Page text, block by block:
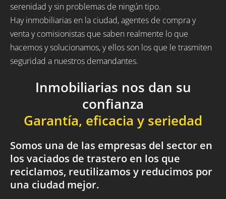
serenidad y sin problemas de ningún tipo.
Hay inmobiliarias en la ciudad, agentes de compra y
venta y comisionistas que saben realmente lo que
hacemos y solucionamos, y ellos son los que le trasmiten
seguridad a nuestros demandantes.
Inmobiliarias nos dan su
confianza
Garantía, eficacia y seriedad
Somos una de las empresas del sector en
los vaciados de trastero en los que
reciclamos, reutilizamos y reducimos por
una ciudad mejor.